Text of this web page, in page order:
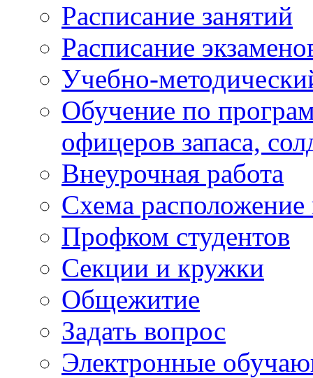
Расписание занятий
Расписание
Учебно-
Обучение по
офицеров запаса,
Внеурочная работа
Схема расположение
Профком студентов
Секции и кружки
Общежитие
Задать вопрос
Электронные